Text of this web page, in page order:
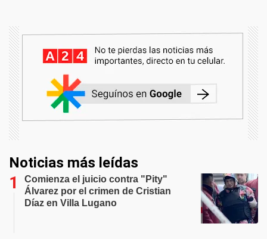
Noticias más leídas
Comienza el juicio contra "Pity"
Álvarez por el crimen de Cristian
Díaz en Villa Lugano